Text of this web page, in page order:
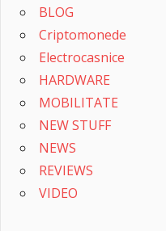
BLOG
Criptomonede
Electrocasnice
HARDWARE
MOBILITATE
NEW STUFF
NEWS
REVIEWS
VIDEO